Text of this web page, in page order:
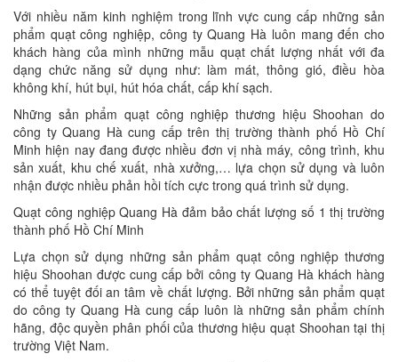
Với nhiều năm kinh nghiệm trong lĩnh vực cung cấp những sản
phẩm quạt công nghiệp, công ty Quang Hà luôn mang đến cho
khách hàng của mình những mẫu quạt chất lượng nhất với đa
dạng chức năng sử dụng như: làm mát, thông gió, điều hòa
không khí, hút bụi, hút hóa chất, cấp khí sạch.
Những sản phẩm quạt công nghiệp thương hiệu Shoohan do
công ty Quang Hà cung cấp trên thị trường thành phố Hồ Chí
Minh hiện nay đang được nhiều đơn vị nhà máy, công trình, khu
sản xuất, khu chế xuất, nhà xưởng,… lựa chọn sử dụng và luôn
nhận được nhiều phản hồi tích cực trong quá trình sử dụng.
Quạt công nghiệp Quang Hà đảm bảo chất lượng số 1 thị trường
thành phố Hồ Chí Minh
Lựa chọn sử dụng những sản phẩm quạt công nghiệp thương
hiệu Shoohan được cung cấp bởi công ty Quang Hà khách hàng
có thể tuyệt đối an tâm về chất lượng. Bởi những sản phẩm quạt
do công ty Quang Hà cung cấp luôn là những sản phẩm chính
hãng, độc quyền phân phối của thương hiệu quạt Shoohan tại thị
trường Việt Nam.